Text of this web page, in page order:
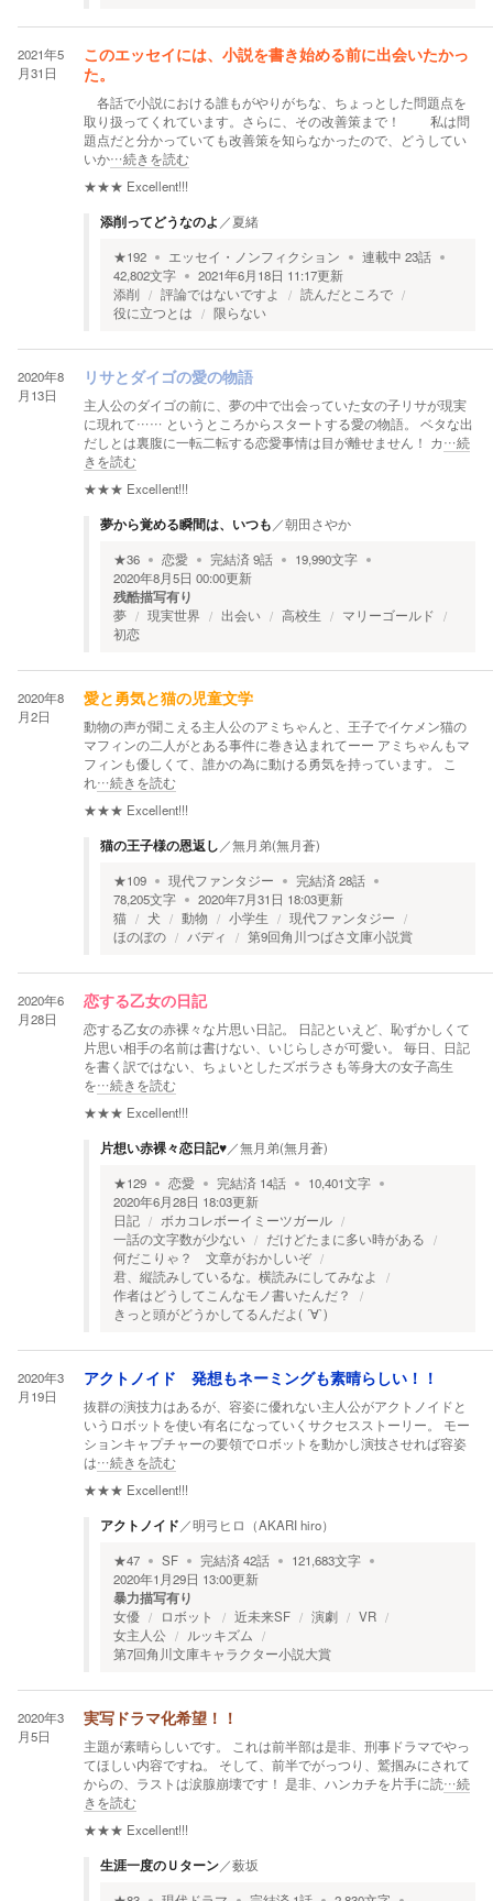
2021年5
月31日
このエッセイには、小説を書き始める前に出会いたかっ
た。
各話で小説における誰もがやりがちな、ちょっとした問題点を
取り扱ってくれています。さらに、その改善策まで！ 私は問
題点だと分かっていても改善策を知らなかったので、どうしてい
いか…続きを読む
★★★ Excellent!!!
添削ってどうなのよ ／夏緒
★192 エッセイ・ノンフィクション 連載中 23話
42,802文字 2021年6月18日 11:17更新
添削
評論ではないですよ
読んだところで
役に立つとは
限らない
2020年8
月13日
リサとダイゴの愛の物語
主人公のダイゴの前に、夢の中で出会っていた女の子リサが現実
に現れて…… というところからスタートする愛の物語。 ベタな出
だしとは裏腹に一転二転する恋愛事情は目が離せません！ カ…続
きを読む
★★★ Excellent!!!
夢から覚める瞬間は、いつも ／朝田さやか
★36 恋愛 完結済9話 19,990文字
2020年8月5日 00:00更新
残酷描写有り
夢 現実世界 出会い 高校生
マリーゴールド
初恋
2020年8
月2日
愛と勇気と猫の児童文学
動物の声が聞こえる主人公のアミちゃんと、王子でイケメン猫の
マフィンの二人がとある事件に巻き込まれてーー アミちゃんもマ
フィンも優しくて、誰かの為に動ける勇気を持っています。 こ
れ…続きを読む
★★★ Excellent!!!
猫の王子様の恩返し ／無月弟(無月蒼)
★109 現代ファンタジー 完結済28話
78,205文字 2020年7月31日 18:03更新
猫
犬 動物 小学生
現代ファンタジー
ほのぼの
バディ 第9回角川つばさ文庫小説賞
2020年6
月28日
恋する乙女の日記
恋する乙女の赤裸々な片思い日記。 日記といえど、恥ずかしくて
片思い相手の名前は書けない、いじらしさが可愛い。 毎日、日記
を書く訳ではない、ちょいとしたズボラさも等身大の女子高生
を…続きを読む
★★★ Excellent!!!
片想い赤裸々恋日記♥️／無月弟(無月蒼)
★129 恋愛 完結済 14話 10,401文字
2020年6月28日 18:03更新
日記
ボカコレボーイミーツガール
一話の文字数が少ない
だけどたまに多い時がある
何だこりゃ？ 文章がおかしいぞ
君、縦読みしているな。横読みにしてみなよ
作者はどうしてこんなモノ書いたんだ？
きっと頭がどうかしてるんだよ( ´∀`)
2020年3
月19日
アクトノイド 発想もネーミングも素晴らしい！！
抜群の演技力はあるが、容姿に優れない主人公がアクトノイドと
いうロボットを使い有名になっていくサクセスストーリー。 モー
ションキャプチャーの要領でロボットを動かし演技させれば容姿
は…続きを読む
★★★ Excellent!!!
アクトノイド ／明弓ヒロ（AKARI hiro）
★47 SF 完結済42話 121,683文字
2020年1月29日 13:00更新
暴力描写有り
女優 ロボット 近未来SF 演劇
VR
女主人公
ルッキズム
第7回角川文庫キャラクター小説大賞
2020年3
月5日
実写ドラマ化希望！！
主題が素晴らしいです。 これは前半部は是非、刑事ドラマでやっ
てほしい内容ですね。 そして、前半でがっつり、鷲掴みにされて
からの、ラストは涙腺崩壊です！ 是非、ハンカチを片手に読…続
きを読む
★★★ Excellent!!!
生涯一度のＵターン／薮坂